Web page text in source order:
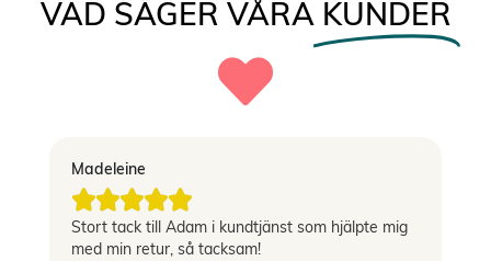
VAD SÄGER VÅRA KUNDER
Madeleine

Stort tack till Adam i kundtjänst som hjälpte mig
med min retur, så tacksam!